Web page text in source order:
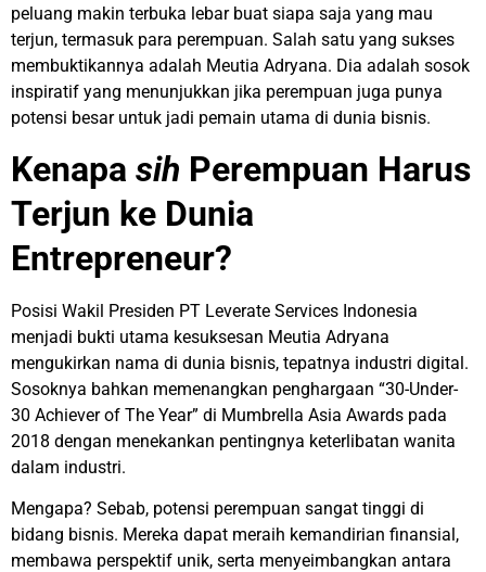
peluang makin terbuka lebar buat siapa saja yang mau
terjun, termasuk para perempuan. Salah satu yang sukses
membuktikannya adalah Meutia Adryana. Dia adalah sosok
inspiratif yang menunjukkan jika perempuan juga punya
potensi besar untuk jadi pemain utama di dunia bisnis.
Kenapa sih Perempuan Harus
Terjun ke Dunia
Entrepreneur?
Posisi Wakil Presiden PT Leverate Services Indonesia
menjadi bukti utama kesuksesan Meutia Adryana
mengukirkan nama di dunia bisnis, tepatnya industri digital.
Sosoknya bahkan memenangkan penghargaan “30-Under-
30 Achiever of The Year” di Mumbrella Asia Awards pada
2018 dengan menekankan pentingnya keterlibatan wanita
dalam industri.
Mengapa? Sebab, potensi perempuan sangat tinggi di
bidang bisnis. Mereka dapat meraih kemandirian finansial,
membawa perspektif unik, serta menyeimbangkan antara